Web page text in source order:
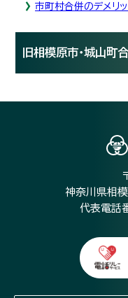
市町村合併のデメリッ
旧相模原市・城山町
神奈川県相
代表電話